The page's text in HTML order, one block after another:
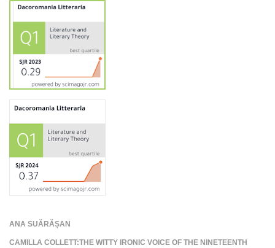
ANA SUĂRĂȘAN
CAMILLA COLLETT:THE WITTY IRONIC VOICE OF THE NINETEENTH